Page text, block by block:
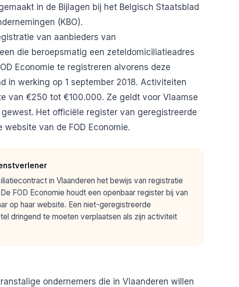
in de Bijlagen bij het Belgisch Staatsblad
(KBO).
van aanbieders van
die beroepsmatig een zeteldomiciliatieadres
Economie te registreren alvorens deze
in werking op 1 september 2018. Activiteiten
van €250 tot €100.000. Ze geldt voor Vlaamse
Het officiële register van geregistreerde
van de FOD Economie.
in Vlaanderen het bewijs van registratie
FOD Economie houdt een openbaar register bij van
op haar website. Een niet-geregistreerde
dringend te moeten verplaatsen als zijn activiteit
ondernemers die in Vlaanderen willen